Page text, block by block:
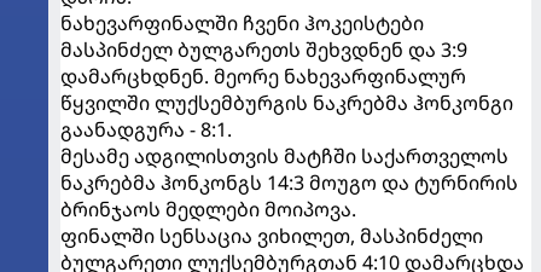
ნახევარფინალში ჩვენი ჰოკეისტები
მასპინძელ ბულგარეთს შეხვდნენ და 3:9
დამარცხდნენ. მეორე ნახევარფინალურ
წყვილში ლუქსემბურგის ნაკრებმა ჰონკონგი
გაანადგურა - 8:1.
მესამე ადგილისთვის მატჩში საქართველოს
ნაკრებმა ჰონკონგს 14:3 მოუგო და ტურნირის
ბრინჯაოს მედლები მოიპოვა.
ფინალში სენსაცია ვიხილეთ, მასპინძელი
ბულგარეთი ლუქსემბურგთან 4:10 დამარცხდა